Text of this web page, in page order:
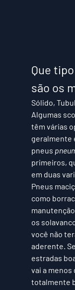
Que
são os
Sólido,
Algumas
têm várias
geralmente
pneus
primeiros,
em duas
Pneus
como
os
você não
aderente.
estradas
vai a menos
totalmente